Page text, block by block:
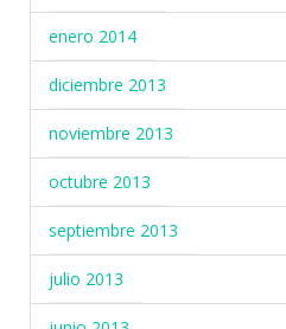
enero 2014
diciembre 2013
noviembre 2013
octubre 2013
septiembre 2013
julio 2013